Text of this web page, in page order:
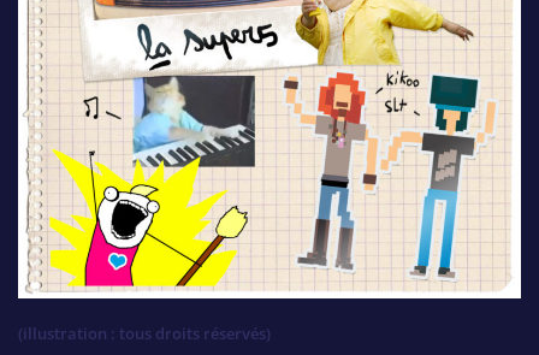
(illustration : tous droits réservés)